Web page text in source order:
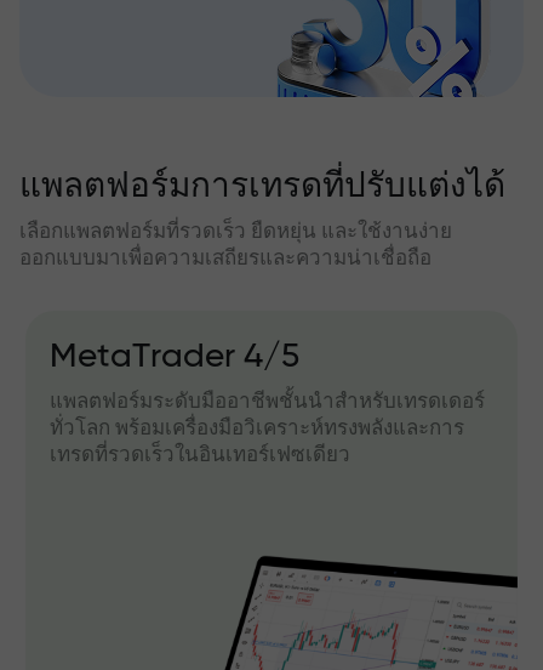
แพลตฟอร์มการเทรดที่ปรับแต่งได้
เลือกแพลตฟอร์มที่รวดเร็ว ยืดหยุ่น และใช้งานง่าย
ออกแบบมาเพื่อความเสถียรและความน่าเชื่อถือ
MetaTrader 4/5
แพลตฟอร์มระดับมืออาชีพชั้นนำสำหรับเทรดเดอร์
ทั่วโลก พร้อมเครื่องมือวิเคราะห์ทรงพลังและการ
เทรดที่รวดเร็วในอินเทอร์เฟซเดียว